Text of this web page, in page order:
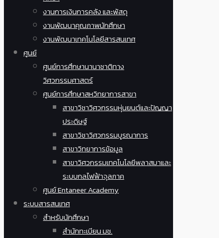
งานการเงินการคลัง และพัสดุ
งานพัฒนาคุณภาพนักศึกษา
งานพัฒนาเทคโนโลยีสารสนเทศ
ศูนย์
ศูนย์การศึกษานานาชาติทาง
วิศวกรรมศาสตร์
ศูนย์การศึกษาสหวิทยาการสาขา
สาขาวิชาวิศวกรรมหุ่นยนต์และปัญญา
ประดิษฐ์
สาขาวิชาวิศวกรรมบูรณาการ
สาขาวิทยาการข้อมูล
สาขาวิศวกรรมเทคโนโลยีพลาสมาและ
ระบบกลไฟฟ้าจุลภาค
ศูนย์ Entaneer Academy
ระบบสารสนเทศ
สำหรับนักศึกษา
สำนักทะเบียน มช.